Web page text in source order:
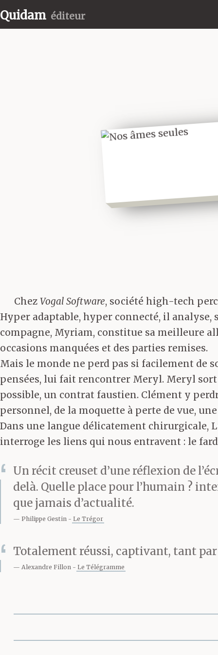
Quidam éditeur
Chez Vogal Software, société high-tech
Hyper adaptable, hyper connecté, il
compagne, Myriam, constitue sa meilleure
occasions manquées et des parties remises.
Mais le monde ne perd pas si facilement de
pensées, lui fait rencontrer Meryl. Meryl sort
possible, un contrat faustien. Clément y
personnel, de la moquette à perte de vue,
Dans une langue délicatement chirurgicale,
interroge les liens qui nous entravent : le
Un récit creuset d’une réflexion de
delà. Quelle place pour l’humain ?
que jamais d’actualité.
Philippe Gestin Le Trégor
Totalement réussi, captivant, tant
Alexandre Fillon Le Télégramme